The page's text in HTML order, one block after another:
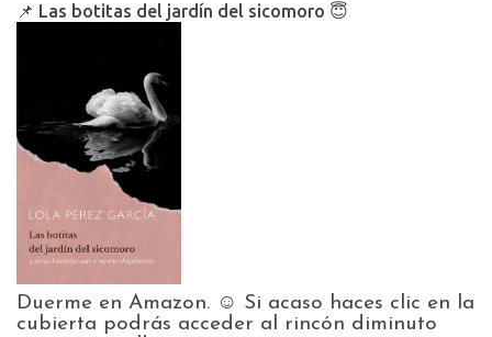
📌 Las botitas del jardín del sicomoro 😇
Duerme en Amazon. ☺️ Si acaso haces clic en la
cubierta podrás acceder al rincón diminuto